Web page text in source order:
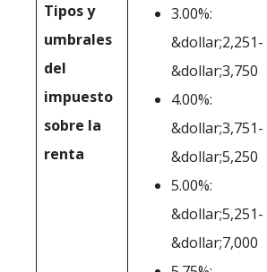
Tipos y
umbrales
del
impuesto
sobre la
renta
3.00%:
&dollar;2,251-
&dollar;3,750
4.00%:
&dollar;3,751-
&dollar;5,250
5.00%:
&dollar;5,251-
&dollar;7,000